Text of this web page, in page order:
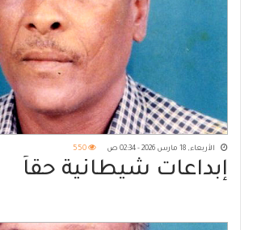
الأربعاء, 18 مارس 2026 - 02:34 ص 550
إبداعات شيطانية حقاً